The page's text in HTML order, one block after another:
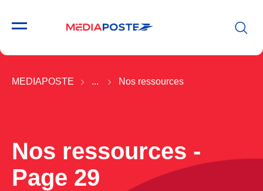
MEDIAPOSTE ... Nos ressources
Nos ressources -
Page 29